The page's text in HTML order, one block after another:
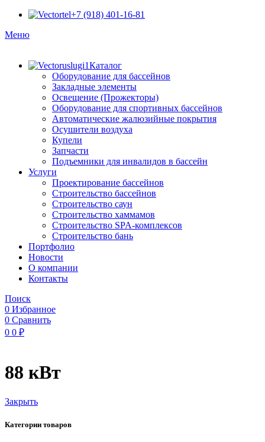
+7 (918) 401-16-81
Меню
Каталог
Оборудование для бассейнов
Закладные элементы
Освещение (Прожекторы)
Оборудование для спортивных бассейнов
Автоматические жалюзийные покрытия
Осушители воздуха
Купели
Запчасти
Подъемники для инвалидов в бассейн
Услуги
Проектирование бассейнов
Строительство бассейнов
Строительство саун
Строительство хаммамов
Строительство SPA-комплексов
Строительство бань
Портфолио
Новости
O компании
Контакты
Поиск
0 Избранное
0 Сравнить
0 0 ₽
88 кВт
Закрыть
Категории товаров